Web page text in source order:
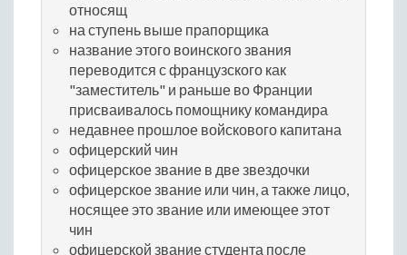
относящ
на ступень выше прапорщика
название этого воинского звания
переводится с французского как
"заместитель" и раньше во Франции
присваивалось помощнику командира
недавнее прошлое войскового капитана
офицерский чин
офицерское звание в две звездочки
офицерское звание или чин, а также лицо,
носящее это звание или имеющее этот
чин
офицерской звание студента после